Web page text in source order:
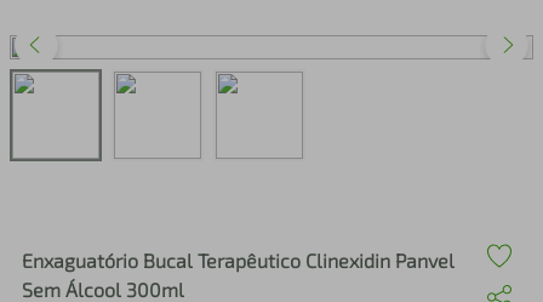
Enxaguatório Bucal Terapêutico Clinexidin Panvel
Sem Álcool 300ml
perfume